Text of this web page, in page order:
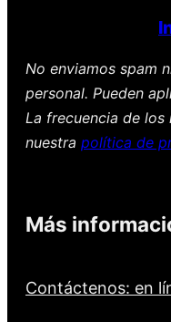
No enviamos spam
personal. Pueden
La frecuencia de los
nuestra política de
Más
Contáctenos: en